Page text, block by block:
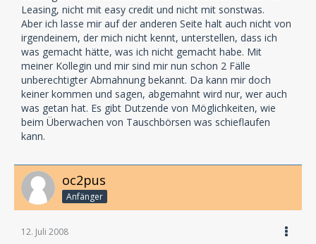
Leasing, nicht mit easy credit und nicht mit sonstwas.
Aber ich lasse mir auf der anderen Seite halt auch nicht von
irgendeinem, der mich nicht kennt, unterstellen, dass ich
was gemacht hätte, was ich nicht gemacht habe. Mit
meiner Kollegin und mir sind mir nun schon 2 Fälle
unberechtigter Abmahnung bekannt. Da kann mir doch
keiner kommen und sagen, abgemahnt wird nur, wer auch
was getan hat. Es gibt Dutzende von Möglichkeiten, wie
beim Überwachen von Tauschbörsen was schieflaufen
kann.
oc2pus
Anfänger
12. Juli 2008